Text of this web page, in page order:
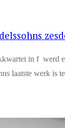
in f werd
laatste werk is